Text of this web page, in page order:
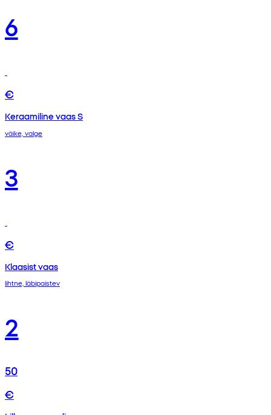
6
€
Keraamiline vaas S
väike, valge
3
€
Klaasist vaas
lihtne, läbipaistev
2
50
€